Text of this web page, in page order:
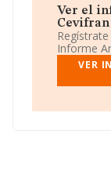
desarrollar
Limitada.
de aceite de
importación
El número de
atendiendo a
debajo de la
Ver el
Cevifran
Informe
VER